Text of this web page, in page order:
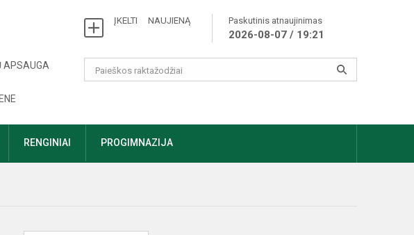
APSAUGA
ĮKELTI NAUJIENĄ Paskutinis atnaujinimas
2026-08-07 / 19:21
RENGINIAI PROGIMNAZIJA